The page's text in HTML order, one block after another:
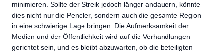
minimieren. Sollte der Streik jedoch länger andauern, könnte
dies nicht nur die Pendler, sondern auch die gesamte Region
in eine schwierige Lage bringen. Die Aufmerksamkeit der
Medien und der Öffentlichkeit wird auf die Verhandlungen
gerichtet sein, und es bleibt abzuwarten, ob die beteiligten